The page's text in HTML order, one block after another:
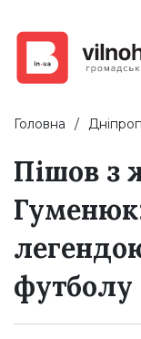
Головна
Пішов з
футболу